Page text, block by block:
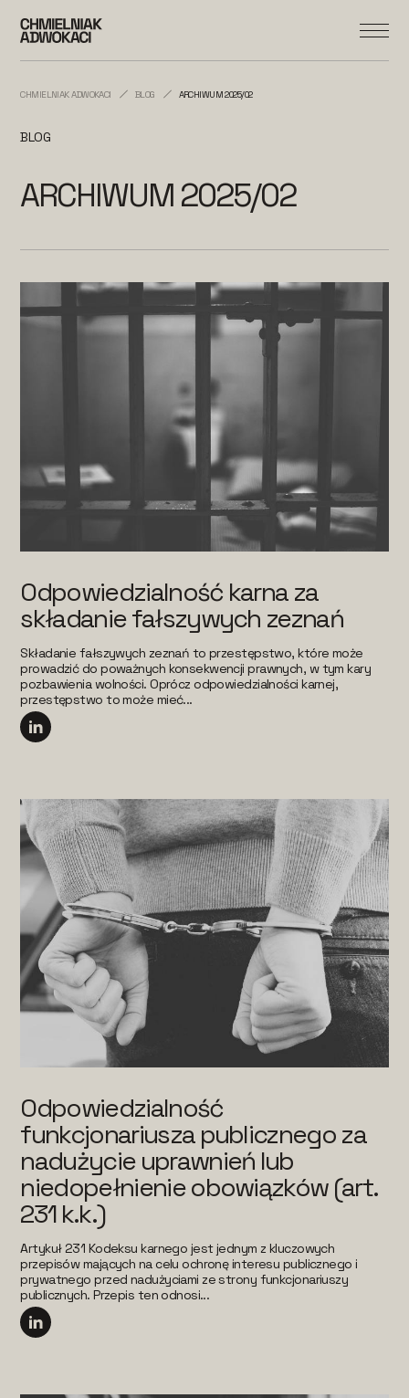
CHMIELNIAK ADWOKACI BLOG ARCHIWUM 2025/02
BLOG
ARCHIWUM 2025/02
Odpowiedzialność karna za
składanie fałszywych zeznań
Składanie fałszywych zeznań to przestępstwo, które może
prowadzić do poważnych konsekwencji prawnych, w tym kary
pozbawienia wolności. Oprócz odpowiedzialności karnej,
przestępstwo to może mieć...
Odpowiedzialność
funkcjonariusza publicznego za
nadużycie uprawnień lub
niedopełnienie obowiązków (art.
231 k.k.)
Artykuł 231 Kodeksu karnego jest jednym z kluczowych
przepisów mających na celu ochronę interesu publicznego i
prywatnego przed nadużyciami ze strony funkcjonariuszy
publicznych. Przepis ten odnosi...